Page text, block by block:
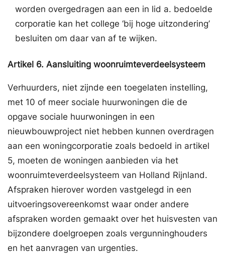
worden overgedragen aan een in lid a. bedoelde
corporatie kan het college ‘bij hoge uitzondering’
besluiten om daar van af te wijken.
Artikel 6. Aansluiting woonruimteverdeelsysteem
Verhuurders, niet zijnde een toegelaten instelling,
met 10 of meer sociale huurwoningen die de
opgave sociale huurwoningen in een
nieuwbouwproject niet hebben kunnen overdragen
aan een woningcorporatie zoals bedoeld in artikel
5, moeten de woningen aanbieden via het
woonruimteverdeelsysteem van Holland Rijnland.
Afspraken hierover worden vastgelegd in een
uitvoeringsovereenkomst waar onder andere
afspraken worden gemaakt over het huisvesten van
bijzondere doelgroepen zoals vergunninghouders
en het aanvragen van urgenties.